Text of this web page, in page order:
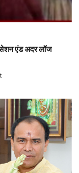
एंड अदर लॉज